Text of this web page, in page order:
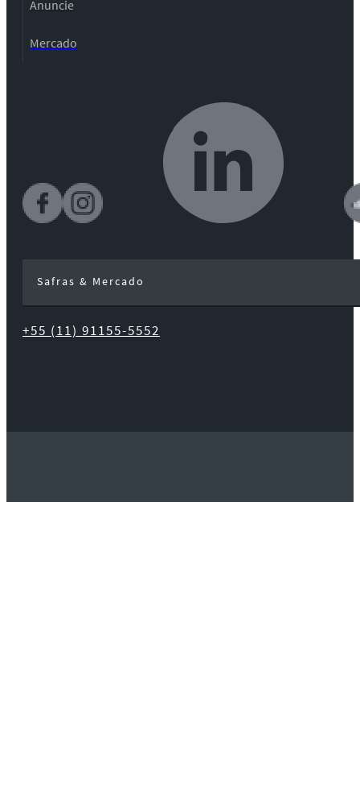
Anuncie
Mercado
Safras & Mercado
+55 (11) 91155-5552